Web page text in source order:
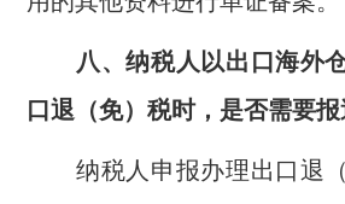
八、纳税人以出口海外仓
口退（免）税时，是否需要
纳税人申报办理出口退（